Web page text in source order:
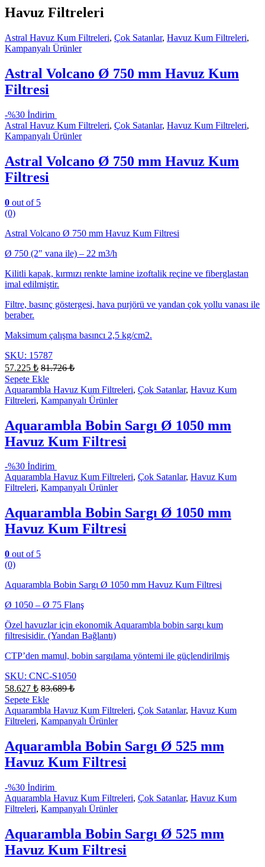
Havuz Filtreleri
Astral Havuz Kum Filtreleri, Çok Satanlar, Havuz Kum Filtreleri,
Kampanyalı Ürünler
Astral Volcano Ø 750 mm Havuz Kum
Filtresi
-%30 İndirim
Astral Havuz Kum Filtreleri, Çok Satanlar, Havuz Kum Filtreleri,
Kampanyalı Ürünler
Astral Volcano Ø 750 mm Havuz Kum
Filtresi
0 out of 5
(0)
Astral Volcano Ø 750 mm Havuz Kum Filtresi
Ø 750 (2″ vana ile) – 22 m3/h
Kilitli kapak, kırmızı renkte lamine izoftalik reçine ve fiberglastan
imal edilmiştir.
Filtre, basınç göstergesi, hava purjörü ve yandan çok yollu vanası ile
beraber.
Maksimum çalışma basıncı 2,5 kg/cm2.
SKU: 15787
57.225 ₺ 81.726₺
Sepete Ekle
Aquarambla Havuz Kum Filtreleri, Çok Satanlar, Havuz Kum
Filtreleri, Kampanyalı Ürünler
Aquarambla Bobin Sargı Ø 1050 mm
Havuz Kum Filtresi
-%30 İndirim
Aquarambla Havuz Kum Filtreleri, Çok Satanlar, Havuz Kum
Filtreleri, Kampanyalı Ürünler
Aquarambla Bobin Sargı Ø 1050 mm
Havuz Kum Filtresi
0 out of 5
(0)
Aquarambla Bobin Sargı Ø 1050 mm Havuz Kum Filtresi
Ø 1050 – Ø 75 Flanş
Özel havuzlar için ekonomik Aquarambla bobin sargı kum
filtresisidir. (Yandan Bağlantı)
CTP’den mamul, bobin sargılama yöntemi ile güçlendirilmiş
SKU: CNC-S1050
58.627 ₺ 83.689₺
Sepete Ekle
Aquarambla Havuz Kum Filtreleri, Çok Satanlar, Havuz Kum
Filtreleri, Kampanyalı Ürünler
Aquarambla Bobin Sargı Ø 525 mm
Havuz Kum Filtresi
-%30 İndirim
Aquarambla Havuz Kum Filtreleri, Çok Satanlar, Havuz Kum
Filtreleri, Kampanyalı Ürünler
Aquarambla Bobin Sargı Ø 525 mm
Havuz Kum Filtresi